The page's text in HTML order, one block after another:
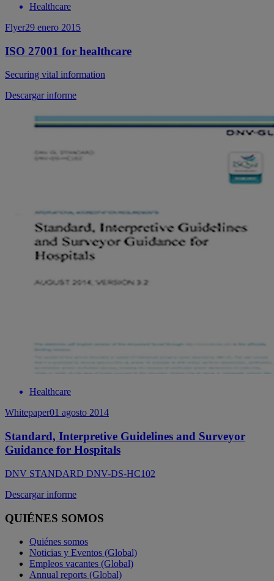
Healthcare
Flyer29 enero 2015
ISO 27001 for healthcare
Securing vital information
Descargar informe
Healthcare
Whitepaper01 agosto 2014
Standard, Interpretive Guidelines and Surveyor
Guidance for Hospitals
DNV STANDARD DNV-DS-HC102
Descargar informe
QUIÉNES SOMOS
Quiénes somos
Noticias y Eventos (Global)
Empleos vacantes (Global)
Annual reports (Global)